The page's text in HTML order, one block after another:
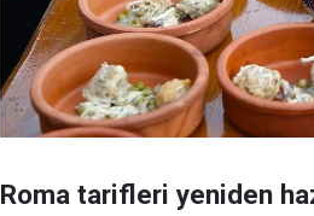
Roma tarifleri yeniden